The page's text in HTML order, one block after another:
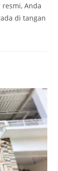
Anda
di tangan